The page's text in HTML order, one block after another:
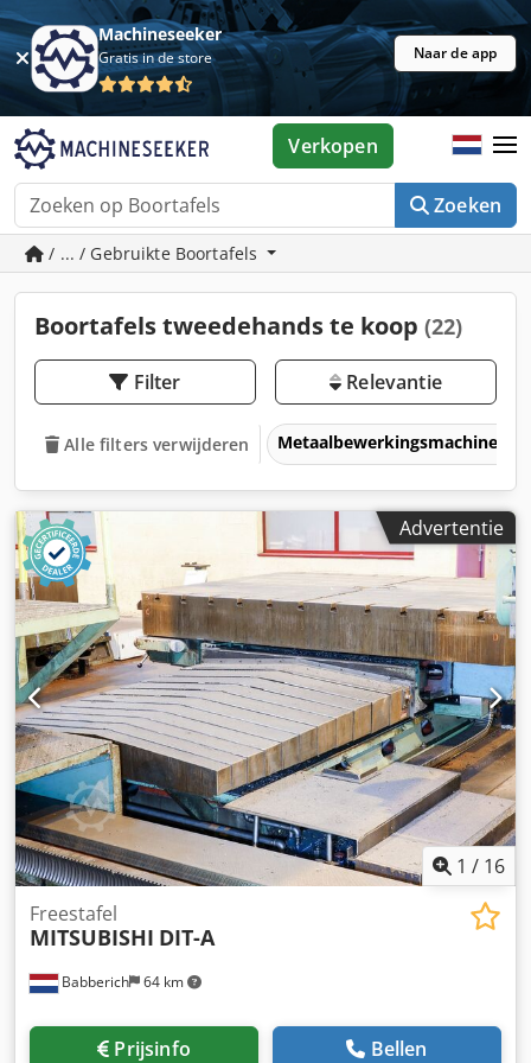
Machineseeker
Gratis in de store Naar de app
Zoeken
Verkopen
/ ... / Gebruikte Boortafels
Boortafels tweedehands te koop (22)
Filter Relevantie
Alle filters verwijderen Metaalbewerkingsmachines
Advertentie
1 / 16
Babberich 64 km
Freestafel
MITSUBISHI DIT-A
Prijsinfo Bellen